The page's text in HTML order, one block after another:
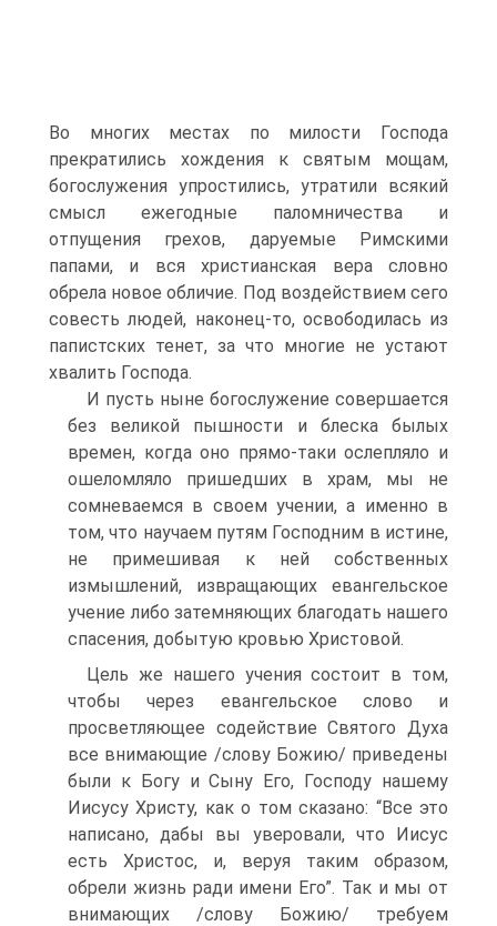
Во многих местах по милости Господа
прекратились хождения к святым мощам,
богослужения упростились, утратили всякий
смысл ежегодные паломничества и
отпущения грехов, даруемые Римскими
папами, и вся христианская вера словно
обрела новое обличие. Под воздействием сего
совесть людей, наконец-то, освободилась из
папистских тенет, за что многие не устают
хвалить Господа.
И пусть ныне богослужение совершается
без великой пышности и блеска былых
времен, когда оно прямо-таки ослепляло и
ошеломляло пришедших в храм, мы не
сомневаемся в своем учении, а именно в
том, что научаем путям Господним в истине,
не примешивая к ней собственных
измышлений, извращающих евангельское
учение либо затемняющих благодать нашего
спасения, добытую кровью Христовой.
Цель же нашего учения состоит в том,
чтобы через евангельское слово и
просветляющее содействие Святого Духа
все внимающие /слову Божию/ приведены
были к Богу и Сыну Его, Господу нашему
Иисусу Христу, как о том сказано: “Все это
написано, дабы вы уверовали, что Иисус
есть Христос, и, веруя таким образом,
обрели жизнь ради имени Его”. Так и мы от
внимающих /слову Божию/ требуем